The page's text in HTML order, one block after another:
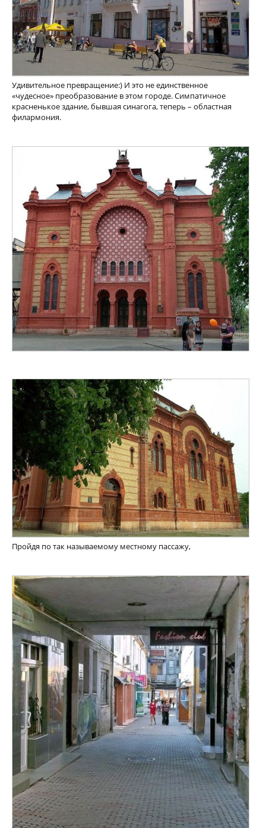
Удивительное превращение:) И это не единственное
«чудесное» преобразование в этом городе. Симпатичное
красненькое здание, бывшая синагога, теперь – областная
филармония.
Пройдя по так называемому местному пассажу,